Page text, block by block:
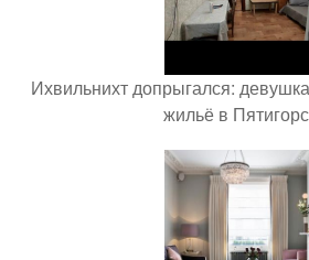
Ихвильнихт допрыгался:
жильё в